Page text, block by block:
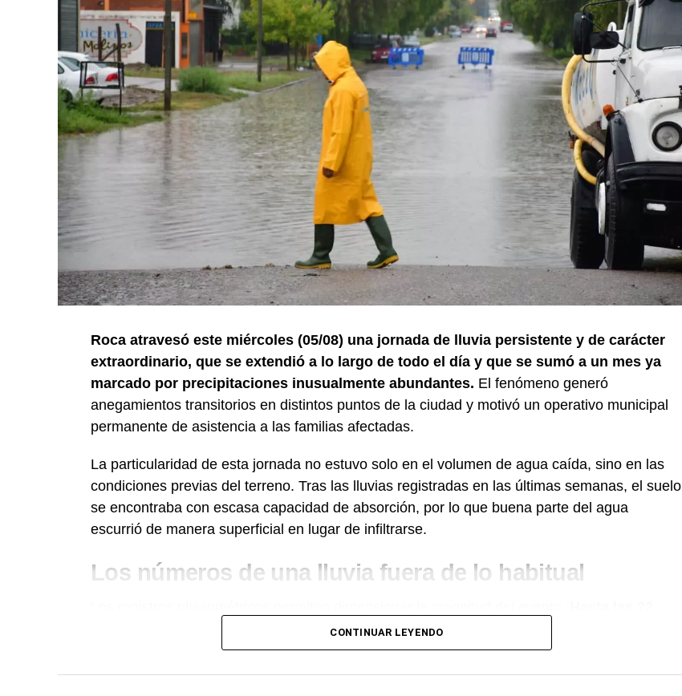
Roca atravesó este miércoles (05/08) una jornada de lluvia persistente y de carácter
extraordinario, que se extendió a lo largo de todo el día y que se sumó a un mes ya
marcado por precipitaciones inusualmente abundantes. El fenómeno generó
anegamientos transitorios en distintos puntos de la ciudad y motivó un operativo municipal
permanente de asistencia a las familias afectadas.
La particularidad de esta jornada no estuvo solo en el volumen de agua caída, sino en las
condiciones previas del terreno. Tras las lluvias registradas en las últimas semanas, el suelo
se encontraba con escasa capacidad de absorción, por lo que buena parte del agua
escurrió de manera superficial en lugar de infiltrarse.
Los números de una lluvia fuera de lo habitual
horas se habían acumulado 15 milímetros durante la jornada, en el marco de un mes
, con el registro final aún pendiente a las 00 horas,ya sumaba alrededor de 66 mm
entre julio y lo que va de agosto.En este año,la ciudad acumula 167 milímetros,
CONTINUAR LEYENDO